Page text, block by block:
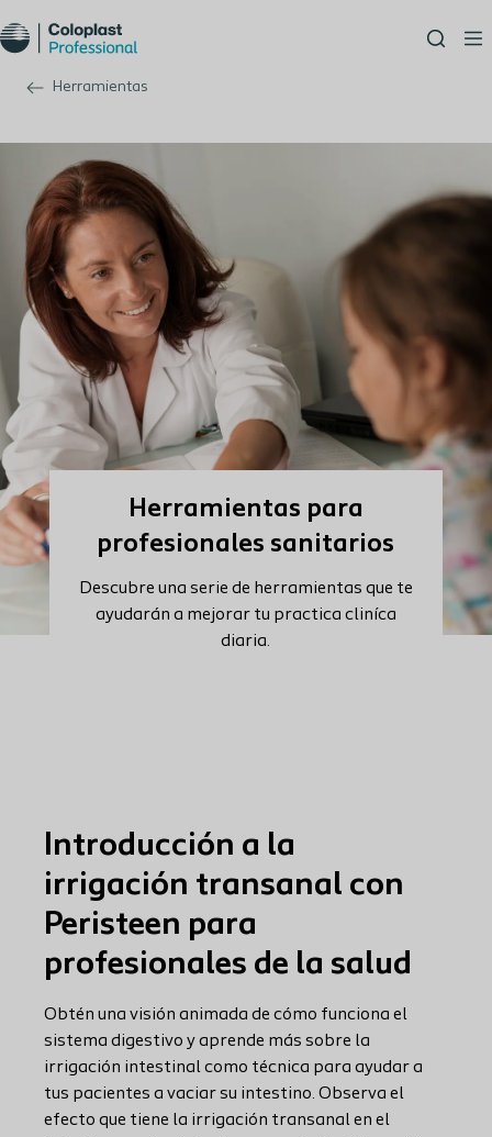
Herramientas
Herramientas para
profesionales sanitarios
Descubre una serie de herramientas que te
ayudarán a mejorar tu practica cliníca
diaria.
Introducción a la
irrigación transanal con
Peristeen para
profesionales de la salud
Obtén una visión animada de cómo funciona el
sistema digestivo y aprende más sobre la
irrigación intestinal como técnica para ayudar a
tus pacientes a vaciar su intestino. Observa el
efecto que tiene la irrigación transanal en el